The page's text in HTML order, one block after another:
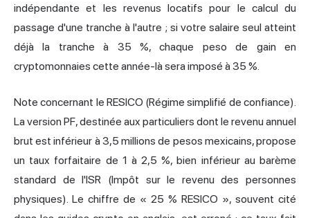
indépendante et les revenus locatifs pour le calcul du
passage d'une tranche à l'autre ; si votre salaire seul atteint
déjà la tranche à 35 %, chaque peso de gain en
cryptomonnaies cette année-là sera imposé à 35 %.
Note concernant le RESICO (Régime simplifié de confiance).
La version PF, destinée aux particuliers dont le revenu annuel
brut est inférieur à 3,5 millions de pesos mexicains, propose
un taux forfaitaire de 1 à 2,5 %, bien inférieur au barème
standard de l'ISR (Impôt sur le revenu des personnes
physiques). Le chiffre de « 25 % RESICO », souvent cité